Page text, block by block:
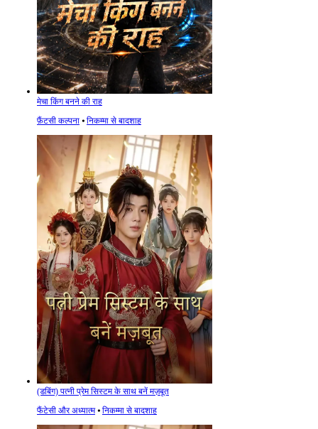
मेचा किंग बनने की राह
फ़ैंटसी कल्पना ⦁ निकम्मा से बादशाह
(डबिंग) पत्नी प्रेम सिस्टम के साथ बनें मज़बूत
फैंटेसी और अध्यात्म⦁ निकम्मा से बादशाह